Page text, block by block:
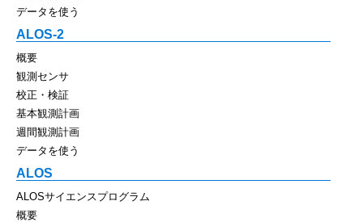
データを使う
ALOS-2
概要
観測センサ
校正・検証
基本観測計画
週間観測計画
データを使う
ALOS
ALOSサイエンスプログラム
概要